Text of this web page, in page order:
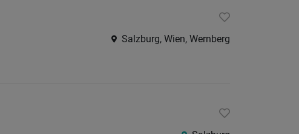
Salzburg, Wien, Wernberg